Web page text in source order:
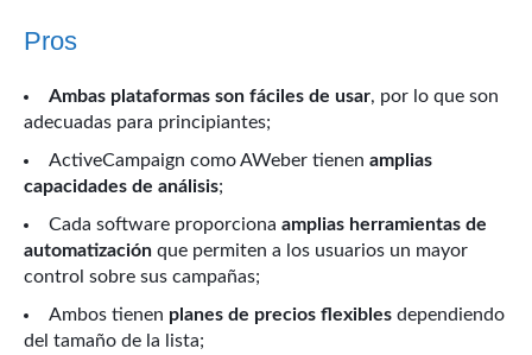
Pros
Ambas plataformas son fáciles de usar, por lo que son
adecuadas para principiantes;
ActiveCampaign como AWeber tienen amplias
capacidades de análisis;
Cada software proporciona amplias herramientas de
automatización que permiten a los usuarios un mayor
control sobre sus campañas;
Ambos tienen planes de precios flexibles dependiendo
del tamaño de la lista;